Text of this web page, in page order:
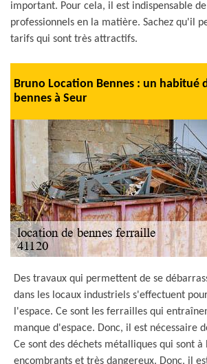
important. Pour cela, il est indispensable
professionnels en la matière. Sachez qu'il
tarifs qui sont très attractifs.
Bruno Location Bennes : un habitué
bennes à Seur
Des travaux qui permettent de se
dans les locaux industriels s'effectuent
l'espace. Ce sont les ferrailles qui
manque d'espace. Donc, il est nécessaire
Ce sont des déchets métalliques qui sont à
encombrants et très dangereux. Donc, il